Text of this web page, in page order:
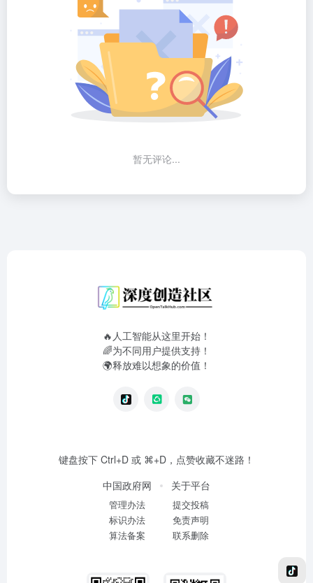
暂无评论...
🔥人工智能从这里开始！
🌈为不同用户提供支持！
🌍释放难以想象的价值！
键盘按下 Ctrl+D 或 ⌘+D，点赞收藏不迷路！
中国政府网
管理办法
标识办法
算法备案
关于平台
提交投稿
免责声明
联系删除